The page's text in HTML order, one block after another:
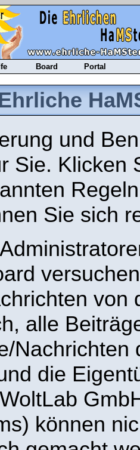
Board Portal
und
Sie. Klicken
Sie sich
von
alle
Nachrichten
die
können